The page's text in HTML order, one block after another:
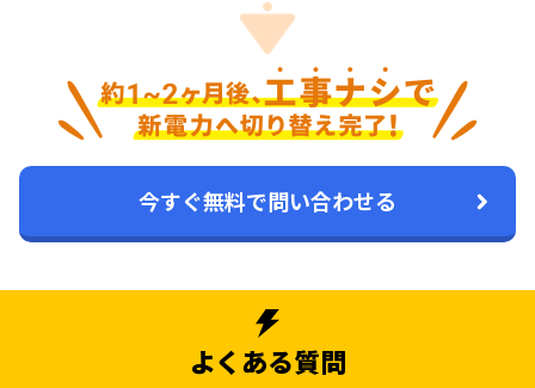
今すぐ無料で問い合わせる
よくある質問